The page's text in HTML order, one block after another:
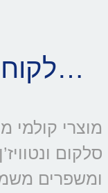
לקוחות אומרים עלינו…
ומשפרים